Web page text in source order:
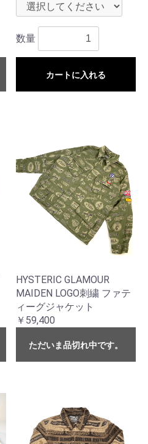
数量
カートに入れる
HYSTERIC GLAMOUR
MAIDEN LOGO刺繍 ファテ
ィーグジャケット
￥59,400
ただいま品切れ中です。